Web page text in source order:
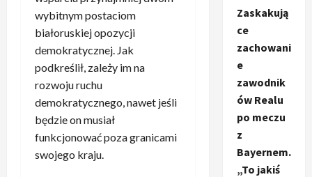
wybitnym postaciom
białoruskiej opozycji
demokratycznej. Jak
podkreślił, zależy im na
rozwoju ruchu
demokratycznego, nawet jeśli
będzie on musiał
funkcjonować poza granicami
swojego kraju.
Zaskakują
ce
zachowani
e
zawodnik
ów Realu
po meczu
z
Bayernem.
„To jakiś